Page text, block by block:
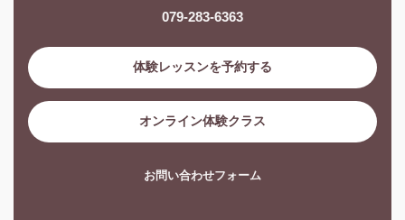
079-283-6363
体験レッスンを予約する
オンライン体験クラス
お問い合わせフォーム